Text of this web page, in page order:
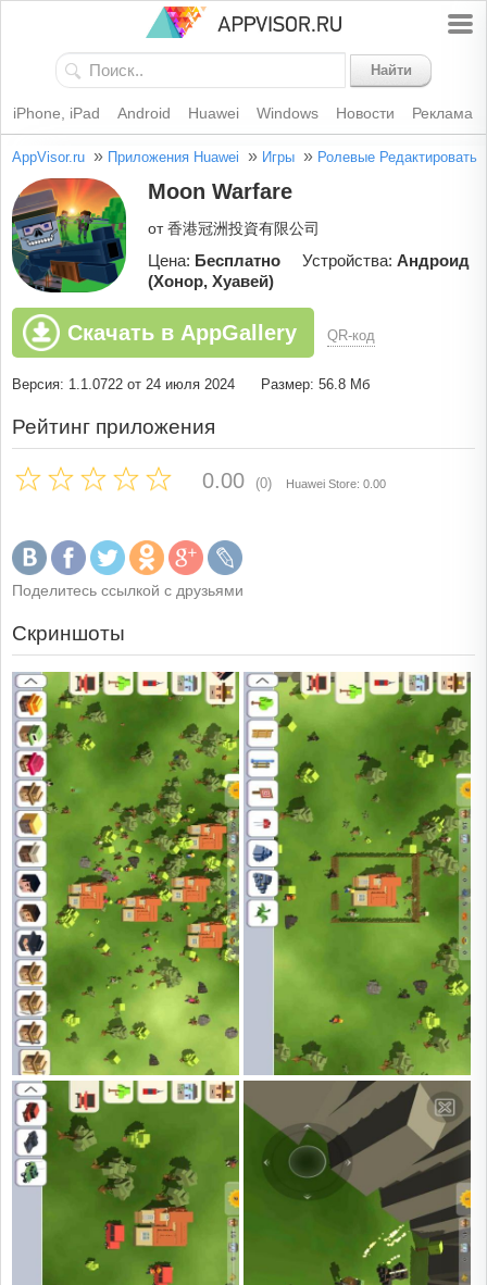
Найти
iPhone, iPad Android Huawei Windows Новости Реклама
AppVisor.ru » Приложения Huawei » Игры » Ролевые Редактировать
Moon Warfare
от 香港冠洲投資有限公司
Цена: Бесплатно Устройства: Андроид
(Хонор, Хуавей)
Скачать в AppGallery QR-код
Версия: 1.1.0722 от 24 июля 2024 Размер: 56.8 Мб
Рейтинг приложения
0.00 (0) Huawei Store: 0.00
Поделитесь ссылкой с друзьями
Скриншоты